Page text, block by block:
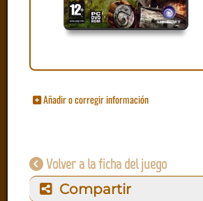
Añadir o corregir información
Volver a la ficha del juego
Compartir